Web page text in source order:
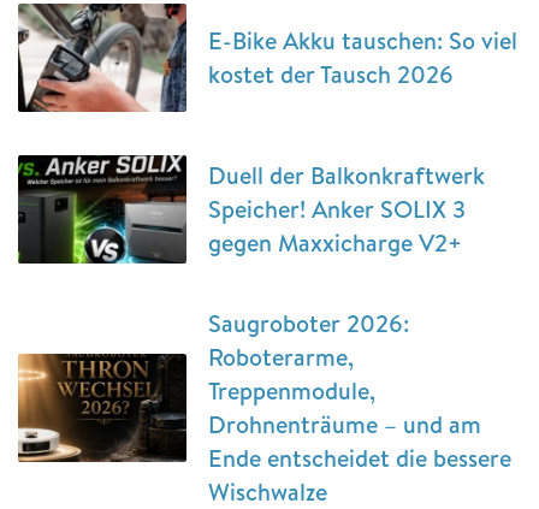
E-Bike Akku tauschen: So viel
kostet der Tausch 2026
Duell der Balkonkraftwerk
Speicher! Anker SOLIX 3
gegen Maxxicharge V2+
Saugroboter 2026:
Roboterarme,
Treppenmodule,
Drohnenträume – und am
Ende entscheidet die bessere
Wischwalze